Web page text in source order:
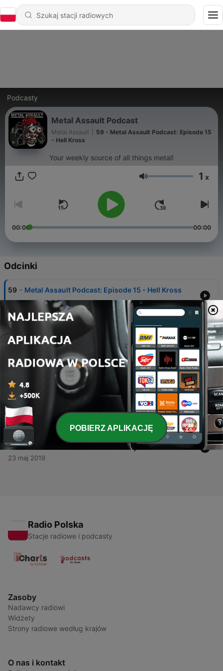
Podcasty
Metal Assault Podcast
Metal Assault
59 - Metal Assault Podcast: Episode 15
- Hell Kross
Your weekly source of all things metal!
Głośność 1 x
00:00 00:00
Odcinki
59 - Metal Assault Podcast: Episode 15 - Hell Kross
12 sie 2019
58 - Metal Assault Podcast 2019: Episode 14:
28 cze 2019
57 - Metal Assault Podcast 2019: Episode 13 - With
Our Arms To The Sun
28 cze 2019
56 - Metal Assault Podcast 2019 - Episode 12: Solar
Haze
31 maj 2019
55 - Metal Assault Podcast 2019 - Episode 11: Wacken
Metal Battle USA National Final Special
23 maj 2019
Radio Polska
Stacje radiowe i podcasty
Zasoby
Nadawcy radiowi
Widżety
Strony radiowe według krajów
O nas i kontakt
POBIERZ APLIKACJĘ